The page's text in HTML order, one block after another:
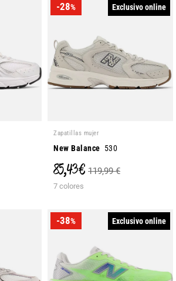
-28% Exclusivo online
Zapatillas mujer
New Balance 530
85,43 € 119,99 €
7 colores
-38% Exclusivo online